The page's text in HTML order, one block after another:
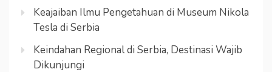
Keajaiban Ilmu Pengetahuan di Museum Nikola
Tesla di Serbia
Keindahan Regional di Serbia, Destinasi Wajib
Dikunjungi